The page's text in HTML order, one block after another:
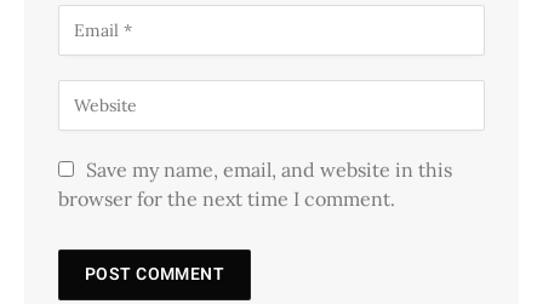
Save my name, email, and website in this
browser for the next time I comment.